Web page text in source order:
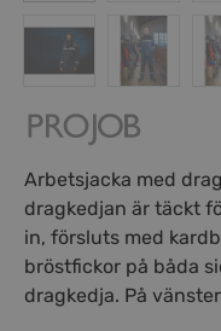
Arbetsjacka med
dragkedjan är täckt
in, försluts med
bröstfickor på båda
dragkedja. På